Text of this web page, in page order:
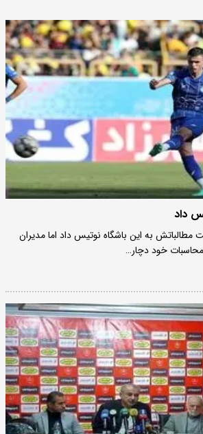
داد
مطالباتش به این باشگاه نوتیس داد اما مدیران
محاسبات خود دچار…